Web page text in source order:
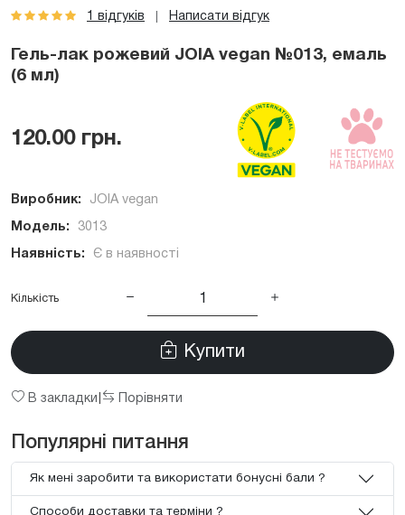
1 відгуків Написати відгук
Гель-лак рожевий JOIA vegan №013, емаль
(6 мл)
120.00 грн.
Виробник: JOIA vegan
Модель: 3013
Наявність: Є в наявності
Кількість
Купити
В закладки Порівняти
Популярні питання
Як мені заробити та використати бонусні бали ?
Способи доставки та терміни ?